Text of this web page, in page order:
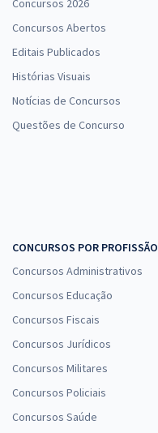
Concursos 2026
Concursos Abertos
Editais Publicados
Histórias Visuais
Notícias de Concursos
Questões de Concurso
CONCURSOS POR PROFISSÃO
Concursos Administrativos
Concursos Educação
Concursos Fiscais
Concursos Jurídicos
Concursos Militares
Concursos Policiais
Concursos Saúde